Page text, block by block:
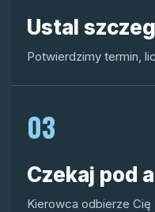
Ustal
Potwierdzimy termin,
03
Czekaj pod
Kierowca odbierze